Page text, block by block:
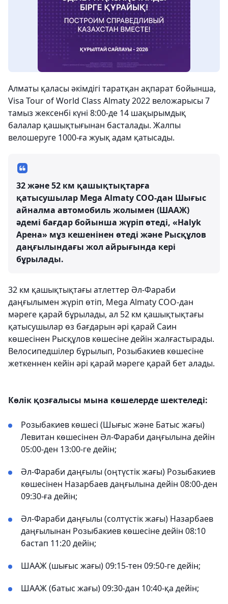
Алматы қаласы әкімдігі таратқан ақпарат бойынша,
Visa Tour of World Class Almaty 2022 веложарысы 7
тамыз жексенбі күні 8:00-де 14 шақырымдық
балалар қашықтығынан басталады. Жалпы
велошеруге 1000-ға жуық адам қатысады.
32 және 52 км қашықтықтарға
қатысушылар Mega Almaty СОО-дан Шығыс
айналма автомобиль жолымен (ШААЖ)
әдемі бағдар бойынша жүріп өтеді, «Halyk
Арена» мұз кешенінен өтеді және Рысқұлов
даңғылындағы жол айрығында кері
бұрылады.
32 км қашықтықтағы атлеттер Әл-Фараби
даңғылымен жүріп өтіп, Mega Almaty СОО-дан
мәреге қарай бұрылады, ал 52 км қашықтықтағы
қатысушылар өз бағдарын әрі қарай Саин
көшесінен Рысқұлов көшесіне дейін жалғастырады.
Велосипедшілер бұрылып, Розыбакиев көшесіне
жеткеннен кейін әрі қарай мәреге қарай бет алады.
Көлік қозғалысы мына көшелерде шектеледі:
Розыбакиев көшесі (Шығыс және Батыс жағы)
Левитан көшесінен Әл-Фараби даңғылына дейін
05:00-ден 13:00-ге дейін;
Әл-Фараби даңғылы (оңтүстік жағы) Розыбакиев
көшесінен Назарбаев даңғылына дейін 08:00-ден
09:30-ға дейін;
Әл-Фараби даңғылы (солтүстік жағы) Назарбаев
даңғылынан Розыбакиев көшесіне дейін 08:10
бастап 11:20 дейін;
ШААЖ (шығыс жағы) 09:15-тен 09:50-ге дейін;
ШААЖ (батыс жағы) 09:30-дан 10:40-қа дейін;